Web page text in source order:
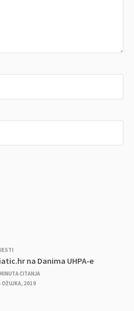
na Danima UHPA-e
ČITANJA
OŽUJKA, 2019